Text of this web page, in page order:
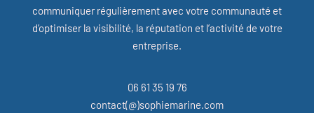
communiquer régulièrement avec votre communauté et
d’optimiser la visibilité, la réputation et l’activité de votre
entreprise.
06 61 35 19 76
contact(@)sophiemarine.com